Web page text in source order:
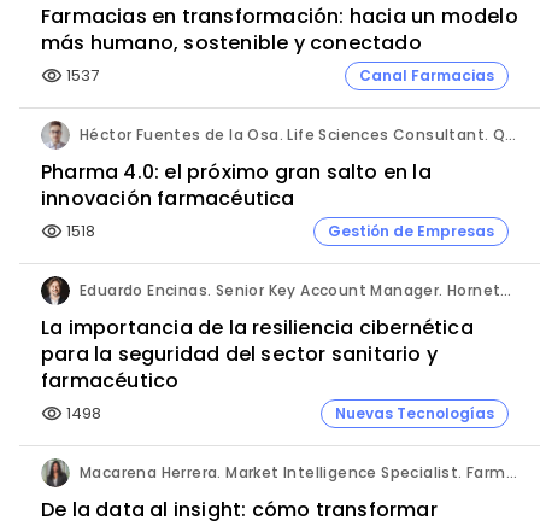
Farmacias en transformación: hacia un modelo
más humano, sostenible y conectado
visibility 1537 Canal Farmacias
Héctor Fuentes de la Osa. Life Sciences Consultant. QbD Group.
Pharma 4.0: el próximo gran salto en la
innovación farmacéutica
visibility 1518 Gestión de Empresas
Eduardo Encinas. Senior Key Account Manager. Hornetsecurity en Iberia.
La importancia de la resiliencia cibernética
para la seguridad del sector sanitario y
farmacéutico
visibility 1498 Nuevas Tecnologías
Macarena Herrera. Market Intelligence Specialist. Farmaprojects (Polpharma Group).
De la data al insight: cómo transformar